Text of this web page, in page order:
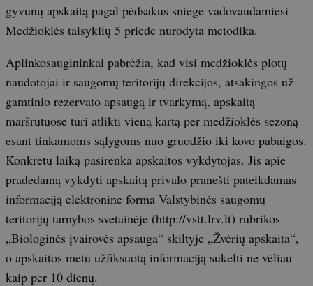
gyvūnų apskaitą pagal pėdsakus sniege vadovaudamiesi
Medžioklės taisyklių 5 priede nurodyta metodika.
Aplinkosaugininkai pabrėžia, kad visi medžioklės plotų
naudotojai ir saugomų teritorijų direkcijos, atsakingos už
gamtinio rezervato apsaugą ir tvarkymą, apskaitą
maršrutuose turi atlikti vieną kartą per medžioklės sezoną
esant tinkamoms sąlygoms nuo gruodžio iki kovo pabaigos.
Konkretų laiką pasirenka apskaitos vykdytojas. Jis apie
pradedamą vykdyti apskaitą privalo pranešti pateikdamas
informaciją elektronine forma Valstybinės saugomų
teritorijų tarnybos svetainėje (http://vstt.lrv.lt) rubrikos
„Biologinės įvairovės apsauga“ skiltyje „Žvėrių apskaita“,
o apskaitos metu užfiksuotą informaciją sukelti ne vėliau
kaip per 10 dienų.